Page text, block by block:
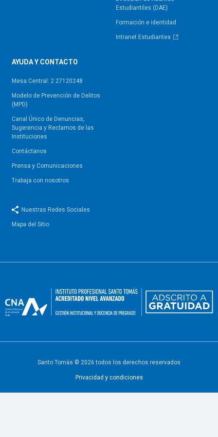
Estudiantiles (DAE)
Formación e identidad
Intranet Estudiantes
AYUDA Y CONTACTO
Mesa Central: 2 27120248
Modelo de Prevención de Delitos
(MPD)
Canal Único de Denuncias,
Sugerencia y Reclamos de las
Instituciones
Contáctanos
Prensa y Comunicaciones
Trabaja con nosotros
Nuestras Redes Sociales
Mapa del Sitio
Santo Tomás © 2026 todos los derechos reservados
Privacidad y condiciones